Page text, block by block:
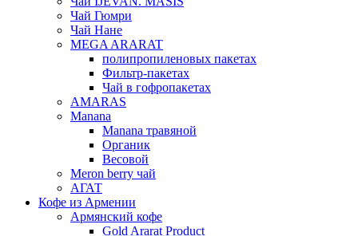
Чай Гюмри
Чай Нане
MEGA ARARAT
полипропиленовых пакетах
Фильтр-пакетах
Чай в гофропакетах
AMARAS
Manana
Manana травяной
Органик
Весовой
Meron berry чай
АГАТ
Кофе из Армении
Армянский кофе
Gold Ararat Product